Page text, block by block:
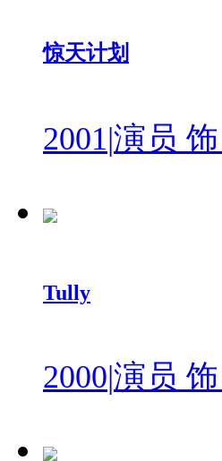
惊天计划
2001|演员 饰
Tully
2000|演员 饰